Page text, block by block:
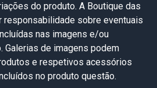
do produto. A Boutique das
responsabilidade sobre eventuais
nas imagens e/ou
Galerias de imagens podem
e respetivos acessórios
no produto questão.